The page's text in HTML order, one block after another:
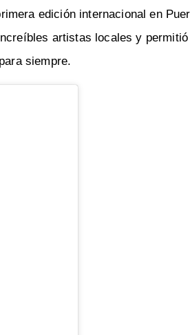
edición internacional en
artistas locales y
siempre.